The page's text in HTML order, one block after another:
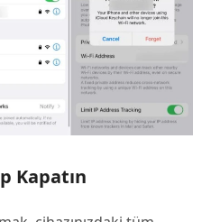
Kapatın